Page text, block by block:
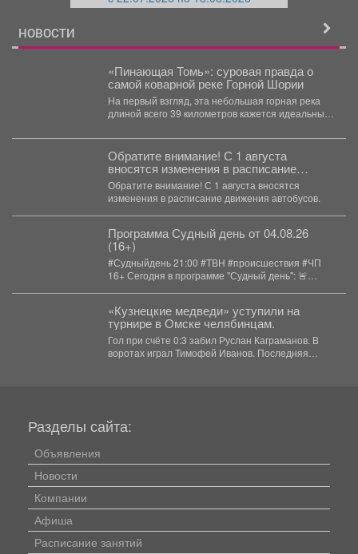
НОВОСТИ
«Пинающая Томь»: суровая правда о
самой коварной реке Горной Шории
На первый взгляд, эта небольшая горная река
длиной всего 39 километров кажется идеальным
Обратите внимание! С 1 августа
вносятся изменения в расписание
движения автобусов.
Обратите внимание! С 1 августа вносятся
изменения в расписание движения автобусов.
Программа Судный день от 04.08.26
(16+)
#Судныйдень 21:00 #ТВН #происшествия #ЧП
16+ Сегодня в программе "Судный день": 🚨
«Кузнецкие медведи» уступили на
турнире в Омске челябинцам.
Гол при счёте 0:3 забил Руслан Каграманов. В
воротах играл Тимофей Иванов. Последняя
Разделы сайта:
Объявления
Новости
Компании
Афиша
Расписание занятий